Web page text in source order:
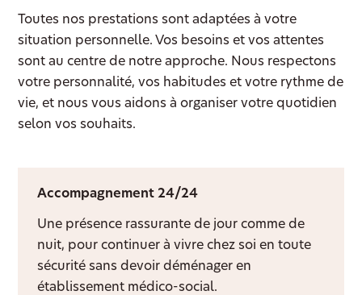
Toutes nos prestations sont adaptées à votre
situation personnelle. Vos besoins et vos attentes
sont au centre de notre approche. Nous respectons
votre personnalité, vos habitudes et votre rythme de
vie, et nous vous aidons à organiser votre quotidien
selon vos souhaits.
Accompagnement 24/24
Une présence rassurante de jour comme de
nuit, pour continuer à vivre chez soi en toute
sécurité sans devoir déménager en
établissement médico-social.